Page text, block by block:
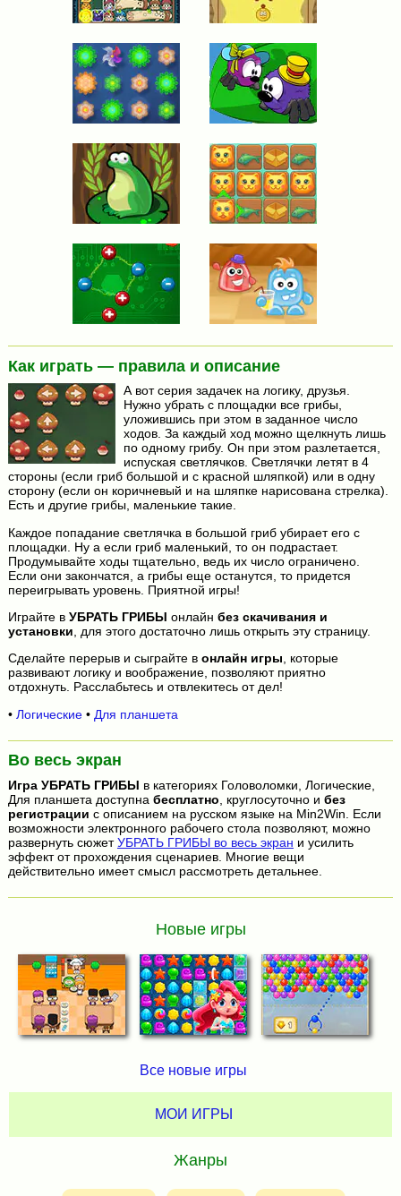
Как играть — правила и описание
А вот серия задачек на логику, друзья.
Нужно убрать с площадки все грибы,
уложившись при этом в заданное число
ходов. За каждый ход можно щелкнуть лишь
по одному грибу. Он при этом разлетается,
испуская светлячков. Светлячки летят в 4
стороны (если гриб большой и с красной шляпкой) или в одну
сторону (если он коричневый и на шляпке нарисована стрелка).
Есть и другие грибы, маленькие такие.
Каждое попадание светлячка в большой гриб убирает его с
площадки. Ну а если гриб маленький, то он подрастает.
Продумывайте ходы тщательно, ведь их число ограничено.
Если они закончатся, а грибы еще останутся, то придется
переигрывать уровень. Приятной игры!
Играйте в УБРАТЬ ГРИБЫ онлайн без скачивания и
установки , для этого достаточно лишь открыть эту страницу.
Сделайте перерыв и сыграйте в онлайн игры, которые
развивают логику и воображение, позволяют приятно
отдохнуть. Расслабьтесь и отвлекитесь от дел!
• Логические• Для планшета
Во весь экран
Игра УБРАТЬ ГРИБЫ в категориях Головоломки, Логические,
Для планшета доступна бесплатно , круглосуточно и без
регистрации с описанием на русском языке на Min2Win. Если
возможности электронного рабочего стола позволяют, можно
развернуть сюжетУБРАТЬ ГРИБЫ во весь экран и усилить
эффект от прохождения сценариев. Многие вещи
действительно имеет смысл рассмотреть детальнее.
Новые игры
Все новые игры
МОИ ИГРЫ
Жанры